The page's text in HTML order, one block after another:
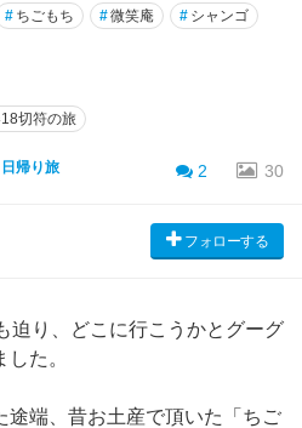
# ちごもち #微笑庵 # シャンゴ
切符の旅
帰り旅 2 30
フォローする
迫り、どこに行こうかとグーグ
た。
途端、昔お土産で頂いた「ちご